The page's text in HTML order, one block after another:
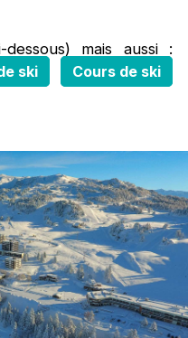
mais aussi :
ski
Cours de ski